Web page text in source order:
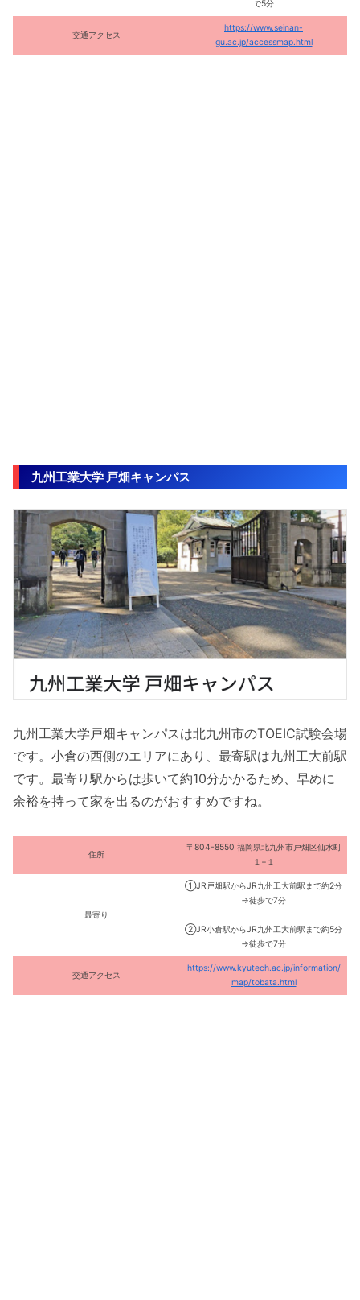
で5分
交通アクセス
https://www.seinan-
gu.ac.jp/accessmap.html
九州工業大学 戸畑キャンパス
九州工業大学戸畑キャンパスは北九州市のTOEIC試験会場
です。小倉の西側のエリアにあり、最寄駅は九州工大前駅
です。最寄り駅からは歩いて約10分かかるため、早めに
余裕を持って家を出るのがおすすめですね。
住所
〒804-8550 福岡県北九州市戸畑区仙水町
１−１
最寄り
①JR戸畑駅からJR九州工大前駅まで約2分
→徒歩で7分
②JR小倉駅からJR九州工大前駅まで約5分
→徒歩で7分
交通アクセス
https://www.kyutech.ac.jp/information/
map/tobata.html